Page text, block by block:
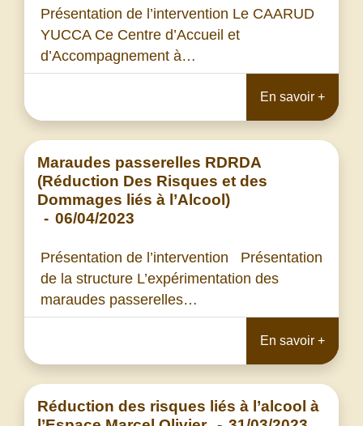
Présentation de l’intervention Le CAARUD
YUCCA Ce Centre d’Accueil et
d’Accompagnement à…
En savoir +
Maraudes passerelles RDRDA
(Réduction Des Risques et des
Dommages liés à l’Alcool)
- 06/04/2023
Présentation de l’intervention Présentation
de la structure L’expérimentation des
maraudes passerelles…
En savoir +
Réduction des risques liés à l’alcool à